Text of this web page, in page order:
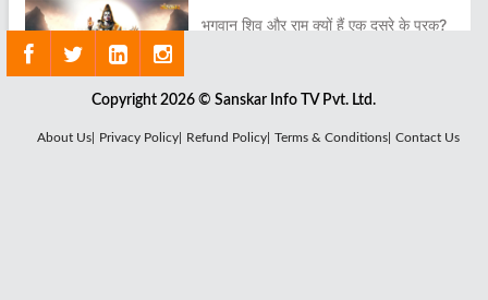
भगवान शिव और राम क्यों हैं एक दूसरे के पूरक?
मां महागौरी पूजन विधि
Copyright 2026 © Sanskar Info TV Pvt. Ltd.
About Us| Privacy Policy| Refund Policy| Terms & Conditions| Contact Us